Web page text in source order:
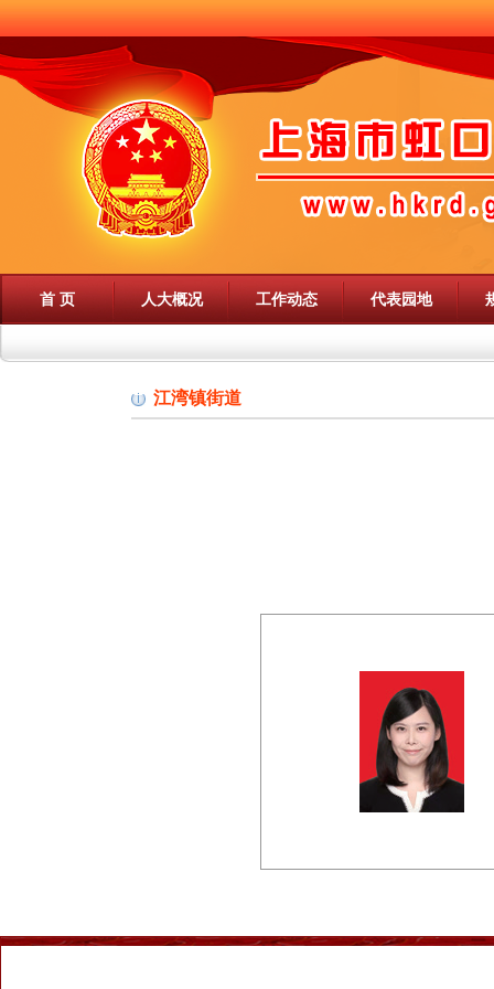
首 页 人大概况 工作动态 代表园地
江湾镇街道